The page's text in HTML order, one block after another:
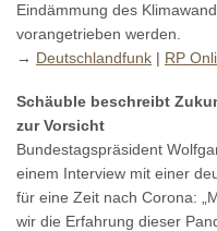
Eindämmung des
vorangetrieben werden.
→ Deutschlandfunk | RP
Schäuble beschreibt
zur Vorsicht
Bundestagspräsident
einem Interview mit einer
für eine Zeit nach Corona:
wir die Erfahrung dieser